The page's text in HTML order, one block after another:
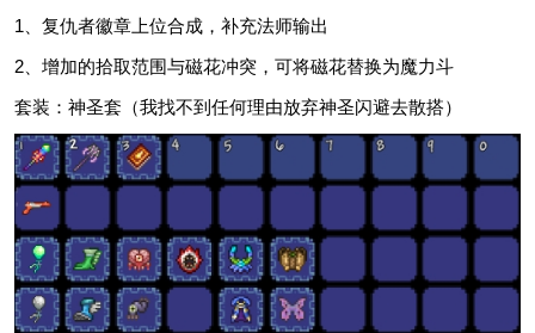
1、复仇者徽章上位合成，补充法师输出
2、增加的拾取范围与磁花冲突，可将磁花替换为魔力斗
套装：神圣套（我找不到任何理由放弃神圣闪避去散搭）